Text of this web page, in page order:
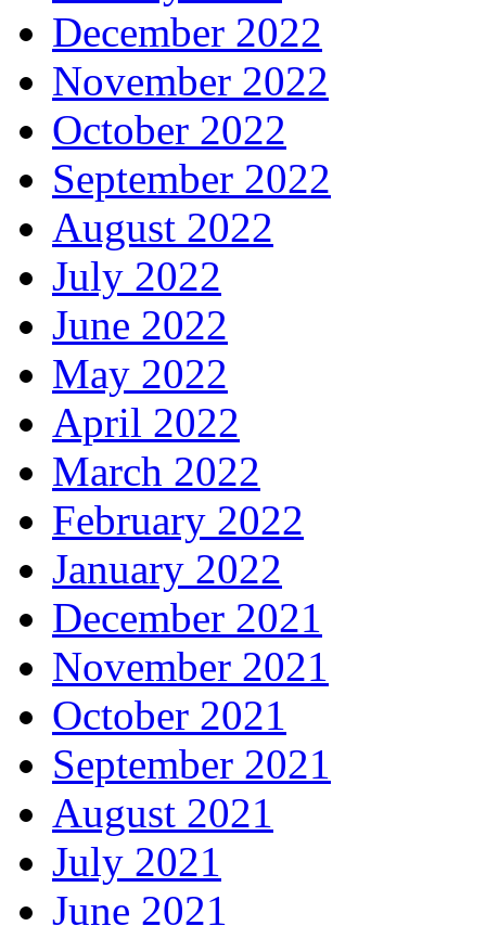
December 2022
November 2022
October 2022
September 2022
August 2022
July 2022
June 2022
May 2022
April 2022
March 2022
February 2022
January 2022
December 2021
November 2021
October 2021
September 2021
August 2021
July 2021
June 2021